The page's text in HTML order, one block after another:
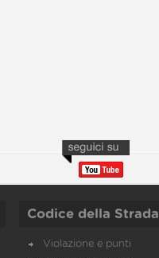
Codice della Strada
Violazione e punti